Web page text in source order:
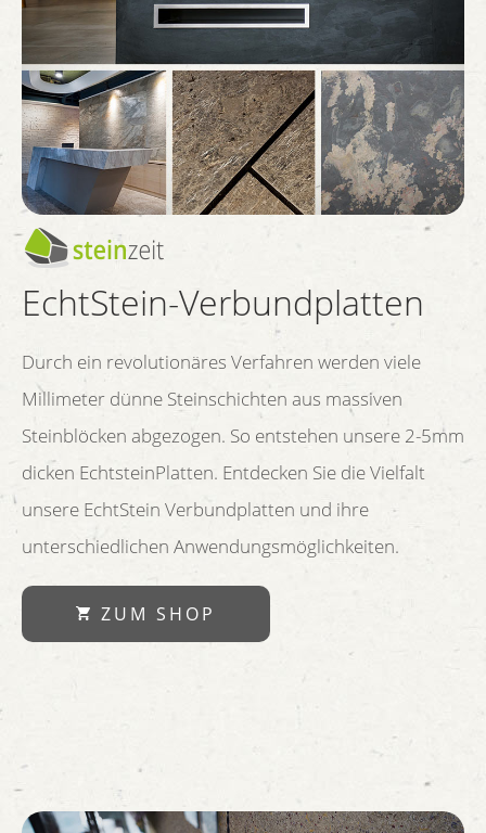
EchtStein-Verbundplatten
Durch ein revolutionäres Verfahren werden viele
Millimeter dünne Steinschichten aus massiven
Steinblöcken abgezogen. So entstehen unsere 2-5mm
dicken EchtsteinPlatten. Entdecken Sie die Vielfalt
unsere EchtStein Verbundplatten und ihre
unterschiedlichen Anwendungsmöglichkeiten.
ZUM SHOP